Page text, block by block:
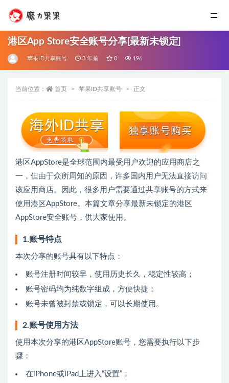
港区App Store安全账号分享[最新未锁定]
苹果ID共享账号 3 年前 0 196
当前位置： 首页 苹果ID共享账号 正文
港区AppStore是全球范围内最受用户欢迎的应用商店之
一，但由于众所周知的原因，许多国内用户无法直接访问
该应用商店。因此，很多用户需要通过共享账号的方式来
使用港区AppStore。本篇文章分享最新未锁定的港区
AppStore安全账号，供大家使用。
1.账号特点
本次分享的账号具有以下特点：
账号注册时间较早，使用历史长久，稳定性较高；
账号密码均为纯数字组成，方便快捷；
账号未曾被封禁或锁定，可以长期使用。
2.账号使用方法
使用本次分享的港区AppStore账号，您需要执行以下步
骤：
在iPhone或iPad上进入“设置”；